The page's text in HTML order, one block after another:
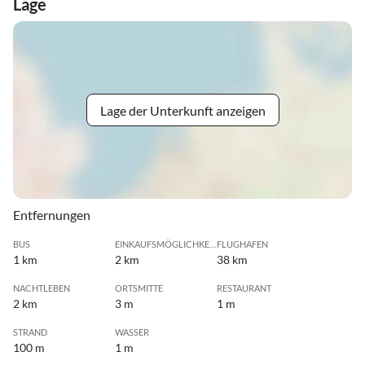
Lage
Lage der Unterkunft anzeigen
Entfernungen
BUS
1 km
EINKAUFSMÖGLICHKEIT
2 km
FLUGHAFEN
38 km
NACHTLEBEN
2 km
ORTSMITTE
3 m
RESTAURANT
1 m
STRAND
100 m
WASSER
1 m